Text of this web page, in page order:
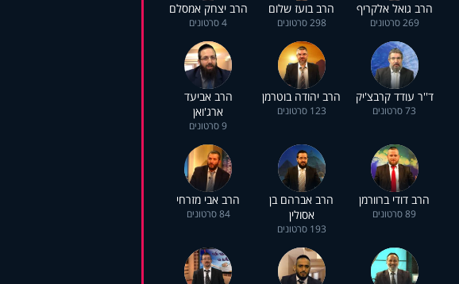
הרב גואל אלקריף
269 סרטונים
הרב בועז שלום
298 סרטונים
הרב יצחק אמסלם
4 סרטונים
ד''ר עודד קרבצ'יק
73 סרטונים
הרב יהודה בוטרמן
123 סרטונים
הרב אביעד
ארג'ואן
9 סרטונים
הרב דודי ברוורמן
89 סרטונים
הרב אברהם בן
אסולין
193 סרטונים
הרב אבי מזרחי
84 סרטונים